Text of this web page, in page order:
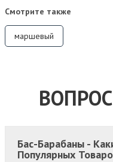
Смотрите также
маршевый
Бас-Барабаны -
Популярных